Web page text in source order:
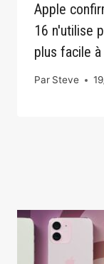
Apple
16 n'utilise
plus facile
Par Steve